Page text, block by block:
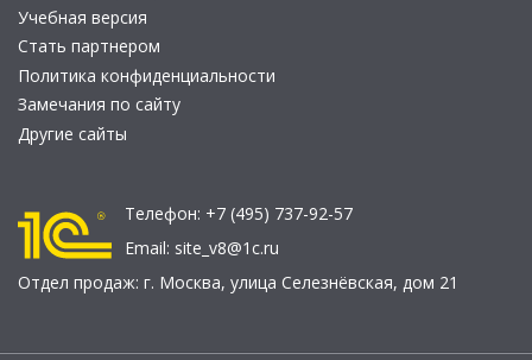
Учебная версия
Стать партнером
Политика конфиденциальности
Замечания по сайту
Другие сайты
Телефон: +7 (495) 737-92-57
Email: site_v8@1c.ru
Отдел продаж: г. Москва, улица Селезнёвская, дом 21